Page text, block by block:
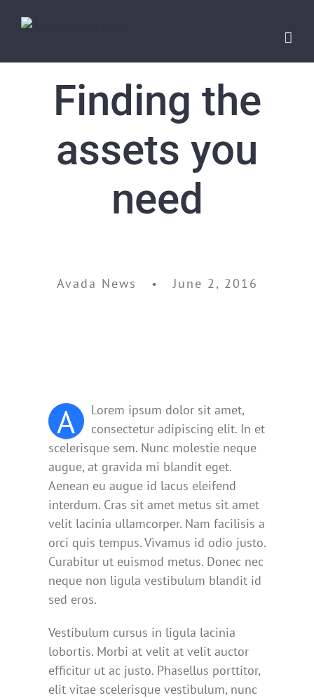
Finding the
assets you
need
Avada News • June 2, 2016
A
Lorem ipsum dolor sit amet,
consectetur adipiscing elit. In et
scelerisque sem. Nunc molestie neque
augue, at gravida mi blandit eget.
Aenean eu augue id lacus eleifend
interdum. Cras sit amet metus sit amet
velit lacinia ullamcorper. Nam facilisis a
orci quis tempus. Vivamus id odio justo.
Curabitur ut euismod metus. Donec nec
neque non ligula vestibulum blandit id
sed eros.
Vestibulum cursus in ligula lacinia
lobortis. Morbi at velit at velit auctor
efficitur ut ac justo. Phasellus porttitor,
elit vitae scelerisque vestibulum, nunc